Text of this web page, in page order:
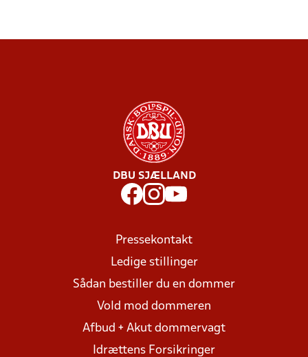
DBU SJÆLLAND
Pressekontakt
Ledige stillinger
Sådan bestiller du en dommer
Vold mod dommeren
Afbud + Akut dommervagt
Idrættens Forsikringer